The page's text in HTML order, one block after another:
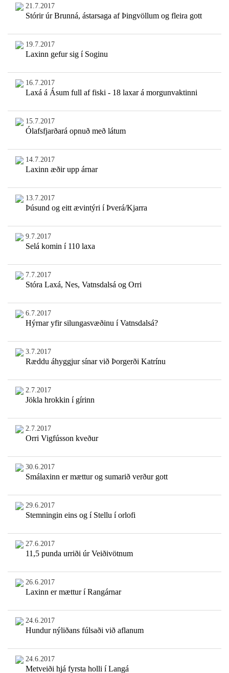
21.7.2017
Stórir úr Brunná, ástarsaga af Þingvöllum og fleira gott
19.7.2017
Laxinn gefur sig í Soginu
16.7.2017
Laxá á Ásum full af fiski - 18 laxar á morgunvaktinni
15.7.2017
Ólafsfjarðará opnuð með látum
14.7.2017
Laxinn æðir upp árnar
13.7.2017
Þúsund og eitt ævintýri í Þverá/Kjarra
9.7.2017
Selá komin í 110 laxa
7.7.2017
Stóra Laxá, Nes, Vatnsdalsá og Orri
6.7.2017
Hýrnar yfir silungasvæðinu í Vatnsdalsá?
3.7.2017
Ræddu áhyggjur sínar við Þorgerði Katrínu
2.7.2017
Jökla hrokkin í gírinn
2.7.2017
Orri Vigfússon kveður
30.6.2017
Smálaxinn er mættur og sumarið verður gott
29.6.2017
Stemningin eins og í Stellu í orlofi
27.6.2017
11,5 punda urriði úr Veiðivötnum
26.6.2017
Laxinn er mættur í Rangárnar
24.6.2017
Hundur nýliðans fúlsaði við aflanum
24.6.2017
Metveiði hjá fyrsta holli í Langá